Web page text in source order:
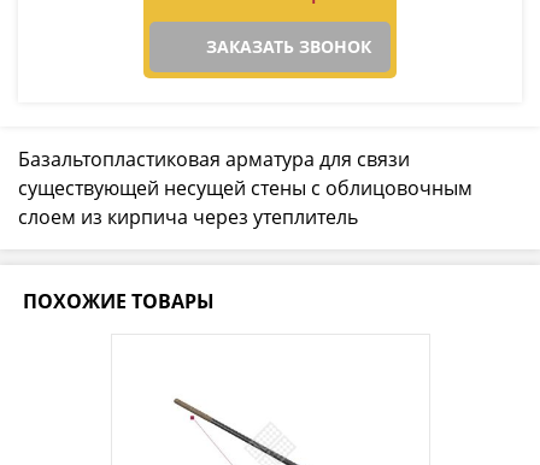
ЗАКАЗАТЬ ЗВОНОК
Базальтопластиковая арматура для связи
существующей несущей стены с облицовочным
слоем из кирпича через утеплитель
ПОХОЖИЕ ТОВАРЫ